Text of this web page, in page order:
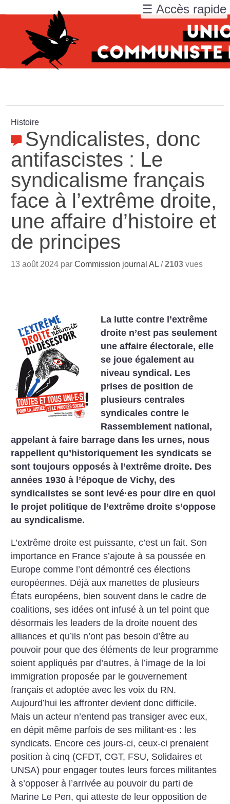
Histoire
Syndicalistes, donc
antifascistes : Le
syndicalisme français
face à l’extrême droite,
une affaire d’histoire et
de principes
13 août 2024 parCommission journal AL /2103 vues
La lutte contre l’extrême
droite n’est pas seulement
une affaire électorale, elle
se joue également au
niveau syndical. Les
prises de position de
plusieurs centrales
syndicales contre le
Rassemblement national,
appelant à faire barrage dans les urnes, nous
rappellent qu’historiquement les syndicats se
sont toujours opposés à l’extrême droite. Des
années 1930 à l’époque de Vichy, des
syndicalistes se sont levé·es pour dire en quoi
le projet politique de l’extrême droite s’oppose
au syndicalisme.
L’extrême droite est puissante, c’est un fait. Son
importance en France s’ajoute à sa poussée en
Europe comme l’ont démontré ces élections
européennes. Déjà aux manettes de plusieurs
États européens, bien souvent dans le cadre de
coalitions, ses idées ont infusé à un tel point que
désormais les leaders de la droite nouent des
alliances et qu’ils n’ont pas besoin d’être au
pouvoir pour que des éléments de leur programme
soient appliqués par d’autres, à l’image de la loi
immigration proposée par le gouvernement
français et adoptée avec les voix du RN.
Aujourd’hui les affronter devient donc difficile.
Mais un acteur n’entend pas transiger avec eux,
en dépit même parfois de ses militant·es : les
syndicats. Encore ces jours-ci, ceux-ci prenaient
position à cinq (CFDT, CGT, FSU, Solidaires et
UNSA) pour engager toutes leurs forces militantes
à s’opposer à l’arrivée au pouvoir du parti de
Marine Le Pen, qui atteste de leur opposition de
☰ Accès rapide